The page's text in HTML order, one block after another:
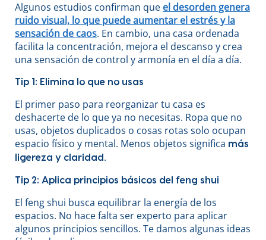
Algunos estudios confirman que el desorden genera
ruido visual, lo que puede aumentar el estrés y la
sensación de caos. En cambio, una casa ordenada
facilita la concentración, mejora el descanso y crea
una sensación de control y armonía en el día a día.
Tip 1: Elimina lo que no usas
El primer paso para reorganizar tu casa es
deshacerte de lo que ya no necesitas. Ropa que no
usas, objetos duplicados o cosas rotas solo ocupan
espacio físico y mental. Menos objetos significa más
ligereza y claridad .
Tip 2: Aplica principios básicos del feng shui
El feng shui busca equilibrar la energía de los
espacios. No hace falta ser experto para aplicar
algunos principios sencillos. Te damos algunas ideas